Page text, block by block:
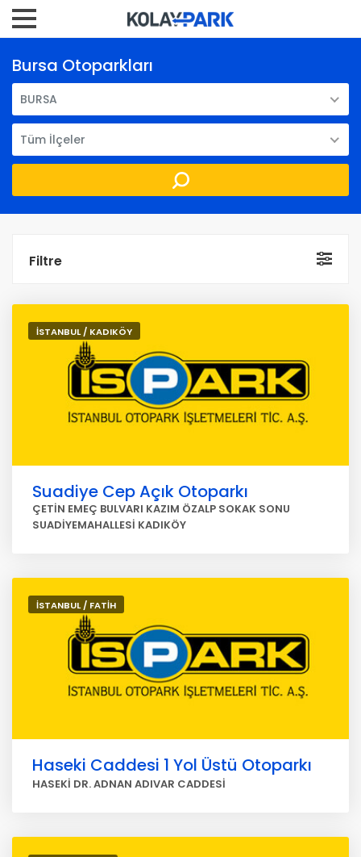
Bursa Otoparkları
BURSA
Tüm İlçeler
Filtre
İSTANBUL / KADIKÖY
Suadiye Cep Açık Otoparkı
ÇETİN EMEÇ BULVARI KAZIM ÖZALP SOKAK SONU
SUADİYEMAHALLESİ KADIKÖY
İSTANBUL / FATİH
Haseki Caddesi 1 Yol Üstü Otoparkı
HASEKİ DR. ADNAN ADIVAR CADDESİ